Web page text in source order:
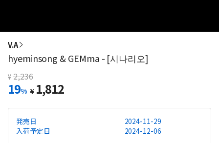
V.A
hyeminsong & GEMma - [시나리오]
¥ 2,236
19% ¥ 1,812
発売日
2024-11-29
入荷予定日
2024-12-06